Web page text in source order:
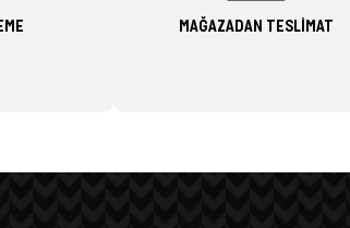
MAĞAZADAN TESLİMAT